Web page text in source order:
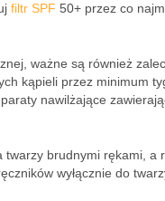
filtr SPF 50+ przez co
ważne są również
kąpieli przez minimum
nawilżające
brudnymi rękami, a
wyłącznie do